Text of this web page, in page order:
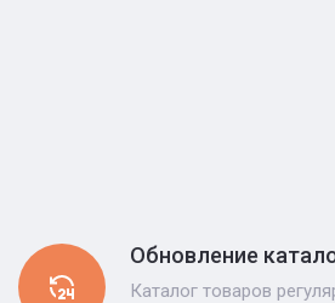
Обновление
Каталог товаров